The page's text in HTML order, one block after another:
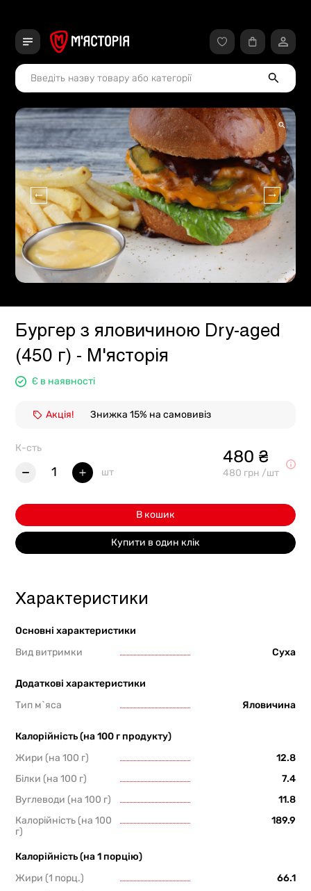
Бургер з яловичиною Dry-aged
(450 г) - М'ясторія
Є в наявності
Акція! Знижка 15% на самовивіз
К-сть
1 шт
480 ₴
480 грн /шт
В кошик
Купити в один клік
Характеристики
Основні характеристики
Вид витримки
Суха
Додаткові характеристики
Тип м`яса
Яловичина
Калорійність (на 100 г продукту)
Жири (на 100 г)
12.8
Білки (на 100 г)
7.4
Вуглеводи (на 100 г)
11.8
Калорійність (на 100
г)
189.9
Калорійність (на 1 порцію)
Жири (1 порц.)
66.1